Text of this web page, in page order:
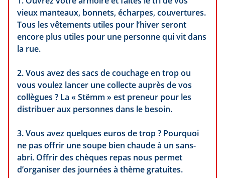
vieux manteaux, bonnets, écharpes, couvertures.
Tous les vêtements utiles pour l’hiver seront
encore plus utiles pour une personne qui vit dans
la rue.
2. Vous avez des sacs de couchage en trop ou
vous voulez lancer une collecte auprès de vos
collègues ? La « Stëmm » est preneur pour les
distribuer aux personnes dans le besoin.
3. Vous avez quelques euros de trop ? Pourquoi
ne pas offrir une soupe bien chaude à un sans-
abri. Offrir des chèques repas nous permet
d’organiser des journées à thème gratuites.